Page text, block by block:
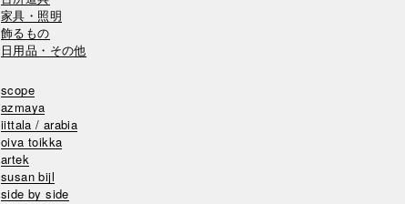
家具・照明
飾るもの
日用品・その他
scope
azmaya
iittala / arabia
oiva toikka
artek
susan bijl
side by side